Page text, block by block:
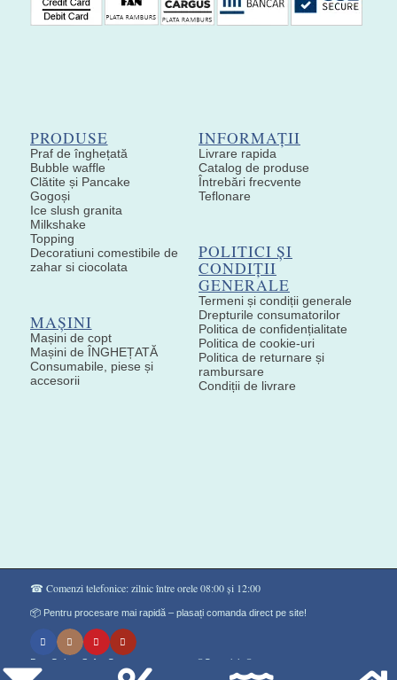
PRODUSE
Praf de înghețată
Bubble waffle
Clătite și Pancake
Gogoși
Ice slush granita
Milkshake
Topping
Decoratiuni comestibile de
zahar si ciocolata
MAȘINI
Mașini de copt
Mașini de ÎNGHEȚATĂ
Consumabile, piese și
accesorii
INFORMAȚII
Livrare rapida
Catalog de produse
Întrebări frecvente
Teflonare
POLITICI ȘI
CONDIȚII
GENERALE
Termeni și condiții generale
Drepturile consumatorilor
Politica de confidențialitate
Politica de cookie-uri
Politica de returnare și
rambursare
Condiții de livrare
☎ Comenzi telefonice: zilnic între orele 08:00 și 12:00
📦 Pentru procesare mai rapidă – plasați comanda direct pe site!
Don Gelato Soft - Сладоледи на прах ®Copyright©